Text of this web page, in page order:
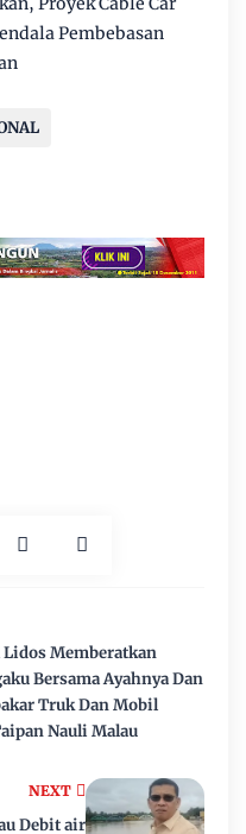
Pembebasan
NEXT
Debit air
Lidos Memberatkan
Bersama Ayahnya Dan
Truk Dan Mobil
Nauli Malau